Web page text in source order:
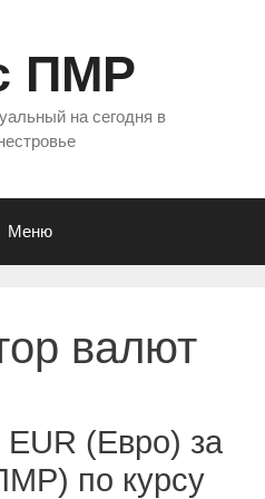
ПМР
на сегодня в
Меню
валют
EUR (Евро) за
по курсу